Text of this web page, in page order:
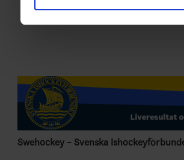
med annan information som du
Swehockey – Svenska